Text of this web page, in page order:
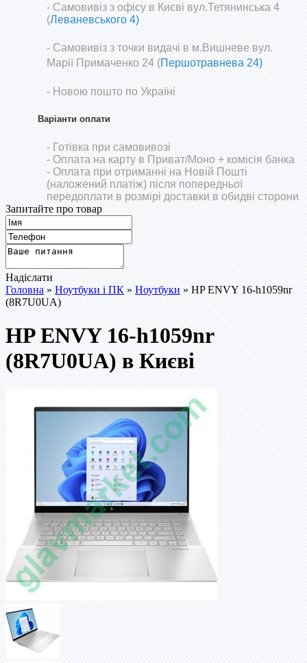
- Самовивіз з офісу в Києві вул.Тетянинська 4
(Леваневського 4)
- Самовивіз з точки видачі в м.Вишневе вул.
Марії Примаченко 24 (Першотравнева 24)
- Новою пошто по Україні
Варіанти оплати
- Готівка при самовивозі
- Оплата на карту в Приват/Моно+ комісія банка
- Оплата при отриманні на Новій Пошті
(наложений платіж) після попередньої
передоплати в розмірі доставки в обидві сторони
Запитайте про товар
Надіслати
Головна»Ноутбуки і ПК»Ноутбуки» HP ENVY 16-h1059nr
(8R7U0UA)
HP ENVY 16-h1059nr
(8R7U0UA) в Києві